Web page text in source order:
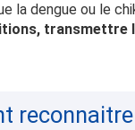
la dengue ou le
transmettre